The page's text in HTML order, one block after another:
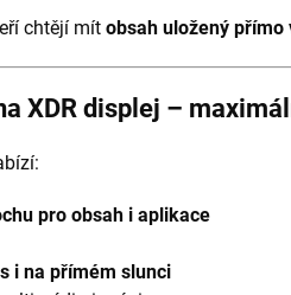
chtějí mít obsah uložený přímo
XDR displej –
pro obsah i aplikace
i na přímém slunci